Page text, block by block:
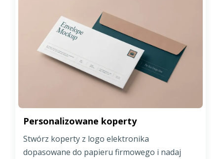
Personalizowane koperty
Stwórz koperty z logo elektronika
dopasowane do papieru firmowego i nadaj